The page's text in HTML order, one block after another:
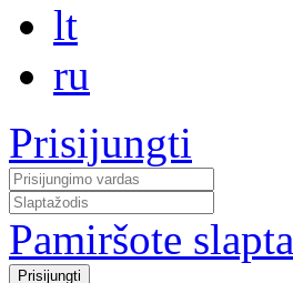
lt
ru
Prisijungti
Pamiršote